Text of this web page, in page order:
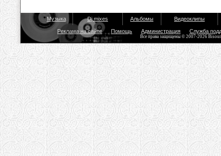
Музыка Dj mixes Альбомы Видеоклипы
Реклама на сайте Помощь Администрация Служба
Все права защищены © 2007-2026